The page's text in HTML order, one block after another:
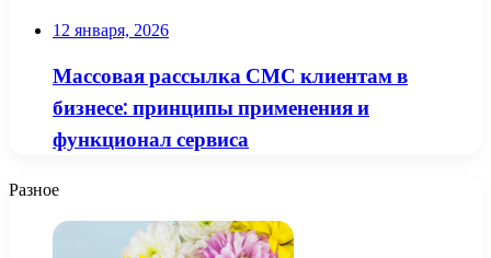
12 января, 2026
Массовая рассылка СМС клиентам в
бизнесе: принципы применения и
функционал сервиса
Разное